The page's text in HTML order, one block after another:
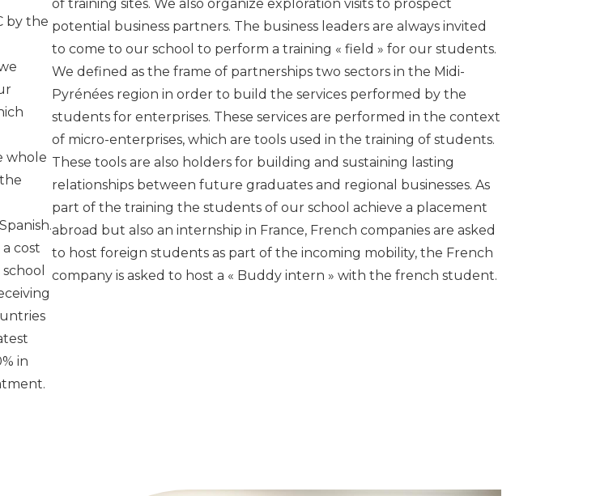
by the
whole
cost
in
of training sites. We also organize exploration visits to prospect
potential business partners. The business leaders are always invited
to come to our school to perform a training « field » for our students.
We defined as the frame of partnerships two sectors in the Midi-
Pyrénées region in order to build the services performed by the
students for enterprises. These services are performed in the context
of micro-enterprises, which are tools used in the training of students.
These tools are also holders for building and sustaining lasting
relationships between future graduates and regional businesses. As
part of the training the students of our school achieve a placement
abroad but also an internship in France, French companies are asked
to host foreign students as part of the incoming mobility, the French
company is asked to host a « Buddy intern » with the french student.